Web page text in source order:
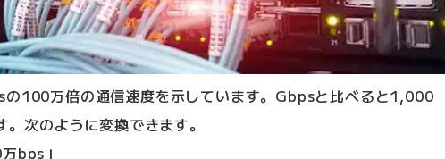
100万倍の通信速度を示しています。Gbpsと比べると1,000
次のように変換できます。
bps」